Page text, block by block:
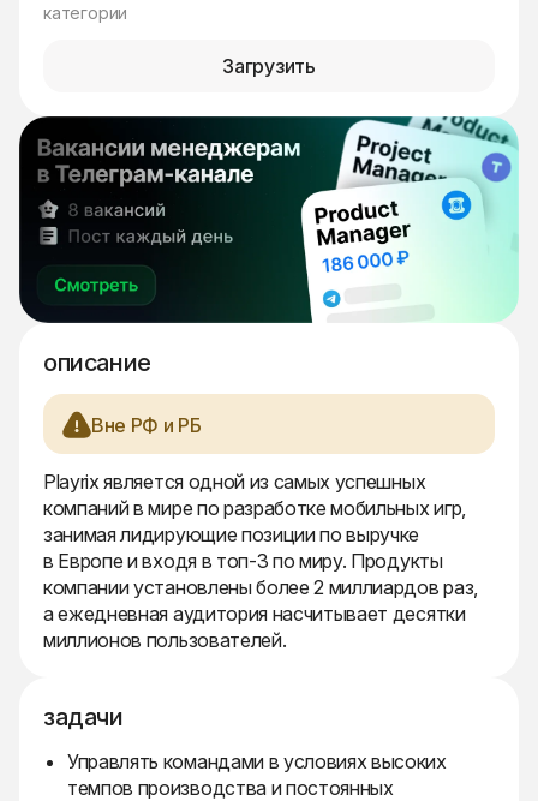
категории
Загрузить
описание
Вне РФ и РБ
Playrix является одной из самых успешных
компаний в мире по разработке мобильных игр,
занимая лидирующие позиции по выручке
в Европе и входя в топ-3 по миру. Продукты
компании установлены более 2 миллиардов раз,
а ежедневная аудитория насчитывает десятки
миллионов пользователей.
задачи
Управлять командами в условиях высоких
темпов производства и постоянных